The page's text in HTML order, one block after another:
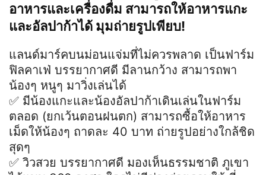
อาหารและเครื่องดื่ม สามารถให้อาหารแกะ
และอัลปาก้าได้ มุมถ่ายรูปเพียบ!
แลนด์มาร์คบนม่อนแจ่มที่ไม่ควรพลาด เป็นฟาร์ม
ฟิลคาเฟ่ บรรยากาศดี มีลานกว้าง สามารถพา
น้องๆ หนูๆ มาวิ่งเล่นได้
✅ มีน้องแกะและน้องอัลปาก้าเดินเล่นในฟาร์ม
ตลอด (ยกเว้นตอนฝนตก) สามารถซื้อให้อาหาร
เม็ดให้น้องๆ ถาดละ 40 บาท ถ่ายรูปอย่างใกล้ชิด
สุดๆ
✅ วิวสวย บรรยากาศดี มองเห็นธรรมชาติ ภูเขา